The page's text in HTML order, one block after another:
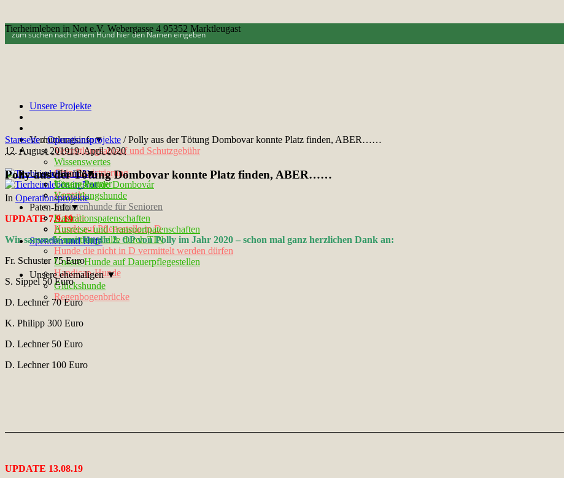
Tierheimleben in Not e.V. Webergasse 4 95352 Marktleugast
Unsere Projekte
Vermittlungsinfo▼
Vermittlungsablauf und Schutzgebühr
Wissenswertes
Chip-Registrierung
Unsere Partner
Kontakt
Unsere Hunde▼
Tötungshunde Dombovár
Vermittlungshunde
Seniorenhunde für Senioren
Notfelle
Hunde auf Pflegestelle in D
Vermittlungshilfe durch TIN
Hunde die nicht in D vermittelt werden dürfen
Unsere Hunde auf Dauerpflegestellen
Handicap-Hunde
Paten-Info▼
Kastrationspatenschaften
Ausreise- und Transportpatenschaften
Spenden und Hilfe
Unsere ehemaligen ▼
Glückshunde
Regenbogenbrücke
Startseite /Operationsprojekte /Polly aus der Tötung Dombovar konnte Platz finden, ABER……
12. August 201919. April 2020
Polly aus der Tötung Dombovar konnte Platz finden, ABER……
In Operationsprojekte
UPDATE 7.9.19
Wir sammeln nun für die 2. OP von Polly im Jahr 2020 – schon mal ganz herzlichen Dank an:
Fr. Schuster 75 Euro
S. Sippel 50 Euro
D. Lechner 70 Euro
K. Philipp 300 Euro
D. Lechner 50 Euro
D. Lechner 100 Euro
UPDATE 13.08.19